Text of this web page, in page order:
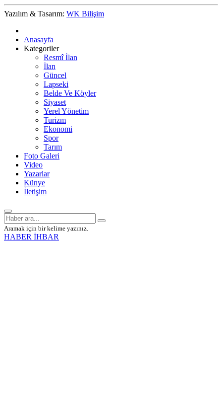
Yazılım & Tasarım: WK Bilişim
Anasayfa
Kategoriler
Resmî İlan
İlan
Güncel
Lapseki
Belde Ve Köyler
Siyaset
Yerel Yönetim
Turizm
Ekonomi
Spor
Tarım
Foto Galeri
Video
Yazarlar
Künye
İletişim
Aramak için bir kelime yazınız.
HABER İHBAR